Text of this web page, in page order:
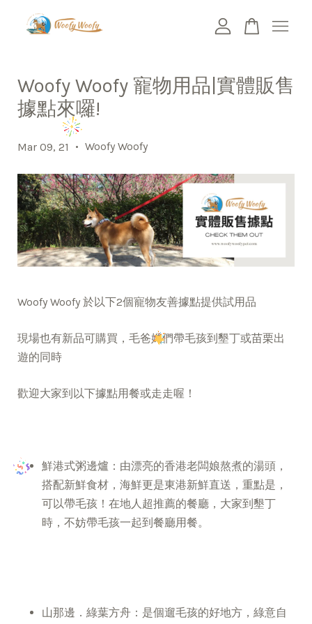
Woofy Woofy 寵物用品|實體販售
據點來囉!
Mar 09, 21 • Woofy Woofy
Woofy Woofy 於以下2個寵物友善據點提供試用品
現場也有新品可購買，毛爸媽們帶毛孩到墾丁或苗栗出
遊的同時
歡迎大家到以下據點用餐或走走喔！
鮮港式粥邊爐：由漂亮的香港老闆娘熬煮的湯頭，
搭配新鮮食材，海鮮更是東港新鮮直送，重點是，
可以帶毛孩！在地人超推薦的餐廳，大家到墾丁
時，不妨帶毛孩一起到餐廳用餐。
山那邊．綠葉方舟：是個遛毛孩的好地方，綠意自